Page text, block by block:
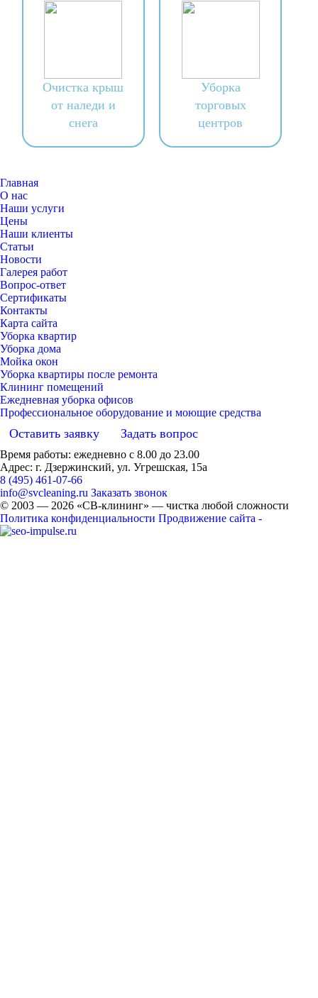
Очистка крыш
от наледи и
снега
Уборка
торговых
центров
Главная
О нас
Наши услуги
Цены
Наши клиенты
Статьи
Новости
Галерея работ
Вопрос-ответ
Сертификаты
Контакты
Карта сайта
Уборка квартир
Уборка дома
Мойка окон
Уборка квартиры после ремонта
Клининг помещений
Ежедневная уборка офисов
Профессиональное оборудование и моющие средства
Оставить заявку Задать вопрос
Время работы: ежедневно с 8.00 до 23.00
Адрес: г. Дзержинский, ул. Угрешская, 15а
8 (495) 461-07-66
info@svcleaning.ru Заказать звонок
© 2003 — 2026 «СВ-клининг» — чистка любой сложности
Политика конфиденциальности Продвижение сайта -